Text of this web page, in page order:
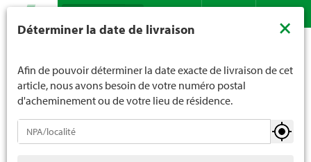
Recherche
Lutte contre les parasites
Fongicides de jardin
Déterminer la date de livraison ×
Afin de pouvoir déterminer la date exacte de livraison de cet
article, nous avons besoin de votre numéro postal
d'acheminement ou de votre lieu de résidence.
moins de 16 ans. La limite d'âge est de 18 ans pour les
nous indiquez votre âge de manière contraignante.